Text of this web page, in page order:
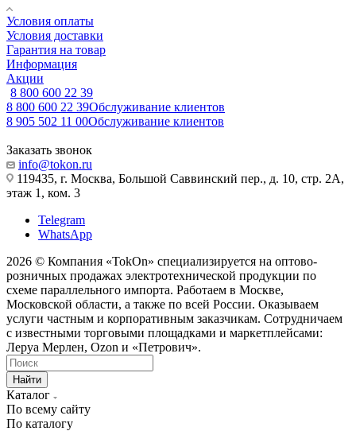
Условия оплаты
Условия доставки
Гарантия на товар
Информация
Акции
8 800 600 22 39
8 800 600 22 39Обслуживание клиентов
8 905 502 11 00Обслуживание клиентов
Заказать звонок
info@tokon.ru
119435, г. Москва, Большой Саввинский пер., д. 10, стр. 2А,
этаж 1, ком. 3
Telegram
WhatsApp
2026 © Компания «TokOn» специализируется на оптово-
розничных продажах электротехнической продукции по
схеме параллельного импорта. Работаем в Москве,
Московской области, а также по всей России. Оказываем
услуги частным и корпоративным заказчикам. Сотрудничаем
с известными торговыми площадками и маркетплейсами:
Леруа Мерлен, Ozon и «Петрович».
Найти
Каталог
По всему сайту
По каталогу